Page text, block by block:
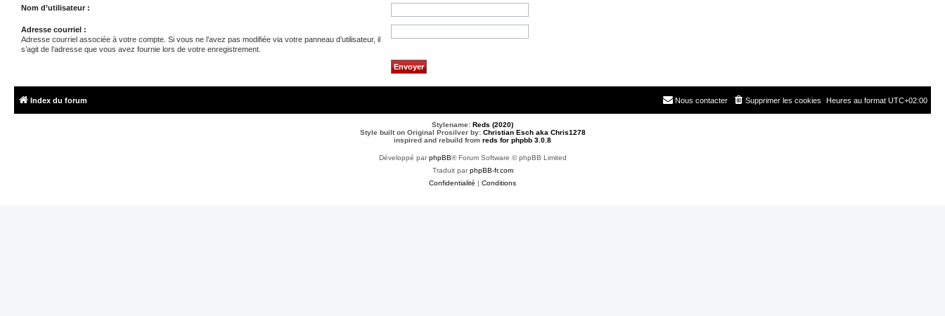
Nom d’utilisateur :
Adresse courriel :
Adresse courriel associée à votre compte. Si vous ne l’avez pas modifiée via votre panneau d’utilisateur, il
s’agit de l’adresse que vous avez fournie lors de votre enregistrement.
Index du forum Heures au format UTC+02:00
Supprimer les cookies
Nous contacter
Stylename: Reds (2020)
Style built on Original Prosilver by: Christian Esch aka Chris1278
inspired and rebuild from reds for phpbb 3.0.8
Développé parphpBB® Forum Software © phpBB Limited
Traduit parphpBB-fr.com
Confidentialité | Conditions